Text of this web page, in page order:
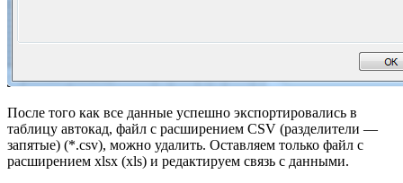
После того как все данные успешно экспортировались в
таблицу автокад, файл с расширением CSV (разделители —
запятые) (*.csv), можно удалить. Оставляем только файл с
расширением xlsx (xls) и редактируем связь с данными.